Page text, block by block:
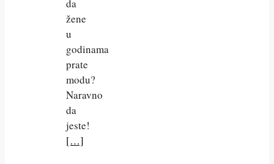
da
žene
u
godinama
prate
modu?
Naravno
da
jeste!
[…]